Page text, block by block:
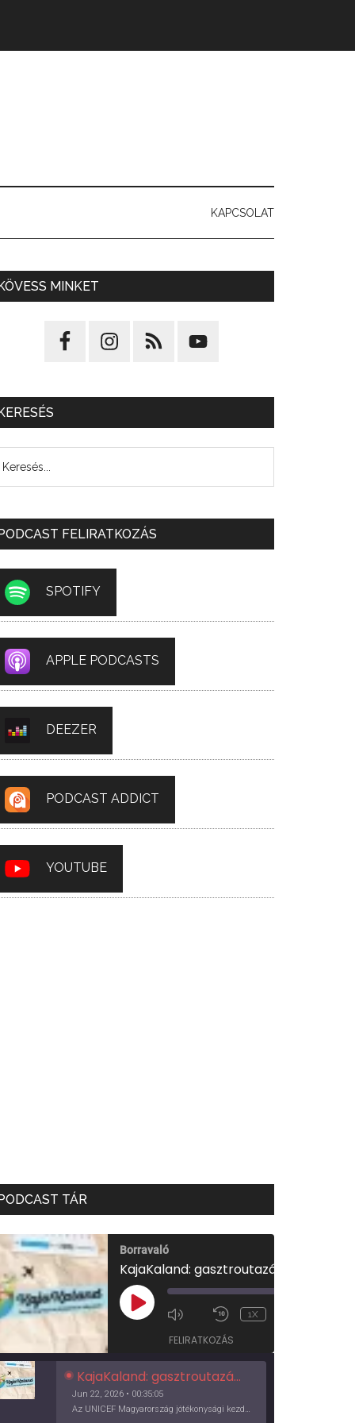
KAPCSOLAT
MINKET
FELIRATKOZÁS
SPOTIFY
APPLE PODCASTS
DEEZER
PODCAST ADDICT
YOUTUBE
TÁR
Borravaló
PLAY
EPISODE
1X
FELIRATKOZÁS
KajaKaland: gasztroutazás a föld körül
Jun 22, 2026 • 00:35:05
Az UNICEF Magyarország jótékonysági kezdeményezése izgalmas, egész éves világkörüli ízutazásra hív, igazi családi program és gasztroedukáció, illetve segítség a rászorulóknak is egyben.